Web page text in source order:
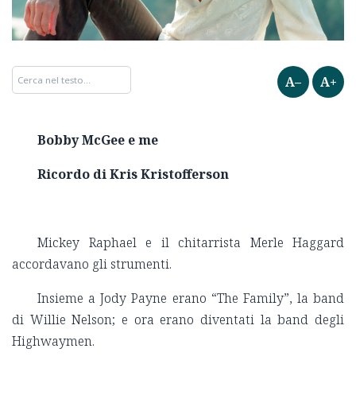
A– A+
Bobby McGee e me
Ricordo di Kris Kristofferson
Mickey Raphael e il chitarrista Merle Haggard
accordavano gli strumenti.
Insieme a Jody Payne erano “The Family”, la band
di Willie Nelson; e ora erano diventati la band degli
Highwaymen.